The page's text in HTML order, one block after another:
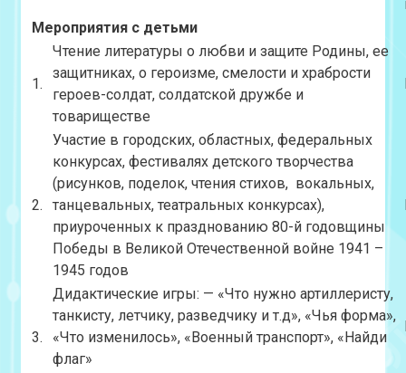
Мероприятия с детьми
1.
Чтение литературы о любви и защите Родины, ее
защитниках, о героизме, смелости и храбрости
героев-солдат, солдатской дружбе и
товариществе
2.
Участие в городских, областных, федеральных
конкурсах, фестивалях детского творчества
(рисунков, поделок, чтения стихов, вокальных,
танцевальных, театральных конкурсах),
приуроченных к празднованию 80-й годовщины
Победы в Великой Отечественной войне 1941 –
1945 годов
3.
Дидактические игры: — «Что нужно артиллеристу,
танкисту, летчику, разведчику и т.д», «Чья форма»,
«Что изменилось», «Военный транспорт», «Найди
флаг»